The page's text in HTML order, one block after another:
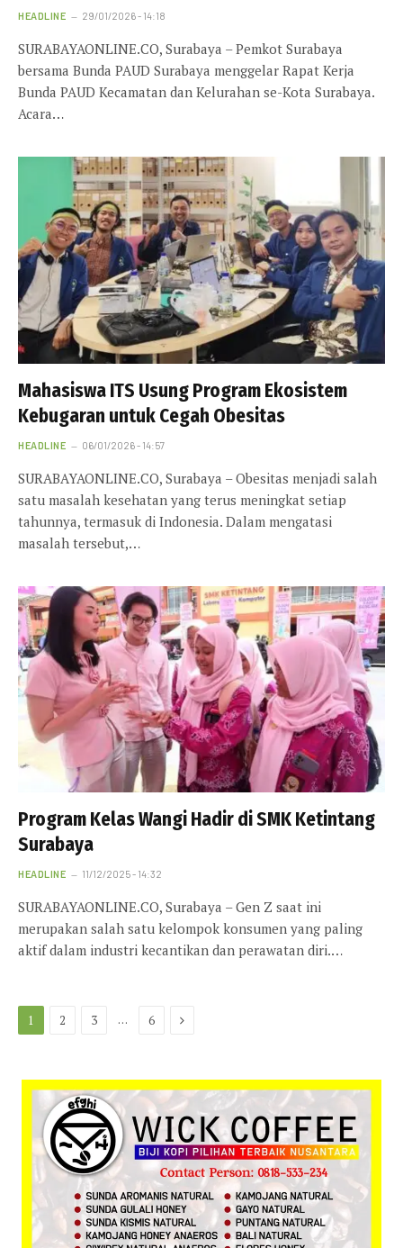
HEADLINE 29/01/2026 - 14:18
SURABAYAONLINE.CO, Surabaya – Pemkot Surabaya
bersama Bunda PAUD Surabaya menggelar Rapat Kerja
Bunda PAUD Kecamatan dan Kelurahan se-Kota Surabaya.
Acara…
Mahasiswa ITS Usung Program Ekosistem
Kebugaran untuk Cegah Obesitas
HEADLINE 06/01/2026 - 14:57
SURABAYAONLINE.CO, Surabaya – Obesitas menjadi salah
satu masalah kesehatan yang terus meningkat setiap
tahunnya, termasuk di Indonesia. Dalam mengatasi
masalah tersebut,…
Program Kelas Wangi Hadir di SMK Ketintang
Surabaya
HEADLINE 11/12/2025 - 14:32
SURABAYAONLINE.CO, Surabaya – Gen Z saat ini
merupakan salah satu kelompok konsumen yang paling
aktif dalam industri kecantikan dan perawatan diri.…
1 2 3 … 6 Next